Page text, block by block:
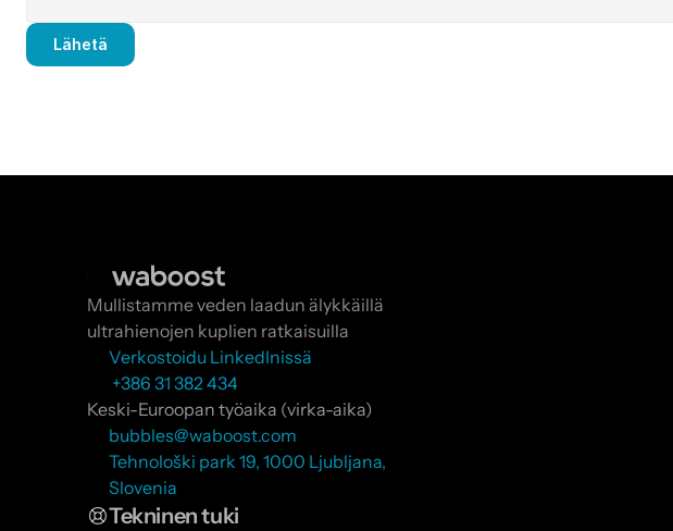
Lähetä
Mullistamme veden laadun älykkäillä
ultrahienojen kuplien ratkaisuilla
Verkostoidu LinkedInissä
+386 31 382 434
Keski-Euroopan työaika (virka-aika)
bubbles@waboost.com
Tehnološki park 19, 1000 Ljubljana,
Slovenia
Tekninen tuki